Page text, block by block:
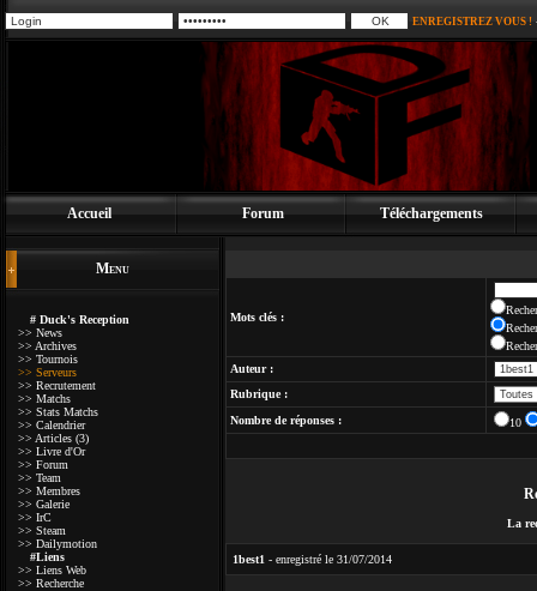
ENREGISTREZ VOUS !
Accueil Forum Téléchargements
Menu
# Duck's Reception
>> News
>> Archives
>> Tournois
>> Serveurs
>> Recrutement
>> Matchs
>> Stats Matchs
>> Calendrier
>> Articles (3)
>> Livre d'Or
>> Forum
>> Team
>> Membres
>> Galerie
>> IrC
>> Steam
>> Dailymotion
#Liens
>> Liens Web
>> Recherche
Mots clés :
Auteur :
Rubrique :
Nombre de réponses :
10
La
1best1 - enregistré le 31/07/2014